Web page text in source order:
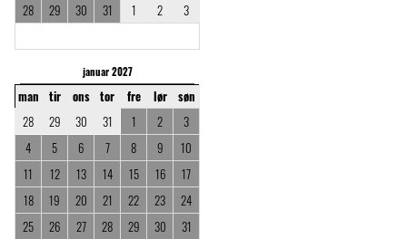
28
29 30 31 1 2 3
januar 2027
man tir ons tor fre lør
søn
28
29 30 31 1 2
3
4
5 6 7 8 9
10
11
12 13 14 15 16
17
18
19 20 21 22 23
24
25
26 27 28 29 30 31